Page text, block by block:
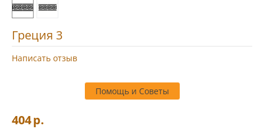
Греция 3
Написать отзыв
Помощь и Советы
404р.